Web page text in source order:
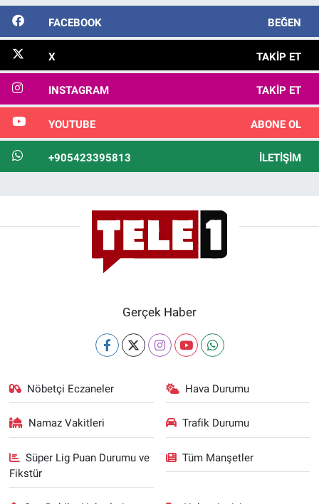
FACEBOOK BEĞEN
X TAKIP ET
INSTAGRAM TAKIP ET
YOUTUBE ABONE OL
+905423395813 İLETIŞIM
Gerçek Haber
Nöbetçi Eczaneler Hava Durumu
Namaz Vakitleri Trafik Durumu
Süper Lig Puan Durumu ve
Fikstür
Tüm Manşetler